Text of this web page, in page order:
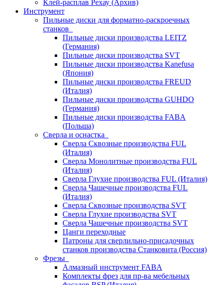
Клей-расплав Рехау (Архив)
Инструмент
Пильные диски для форматно-раскроечных
станков
Пильные диски производства LEITZ
(Германия)
Пильные диски производства SVT
Пильные диски производства Kanefusa
(Япония)
Пильные диски производства FREUD
(Италия)
Пильные диски производства GUHDO
(Германия)
Пильные диски производства FABA
(Польша)
Сверла и оснастка
Сверла Сквозные производства FUL
(Италия)
Сверла Монолитные производства FUL
(Италия)
Сверла Глухие производства FUL (Италия)
Сверла Чашечные производства FUL
(Италия)
Сверла Сквозные производства SVT
Сверла Глухие производства SVT
Сверла Чашечные производства SVT
Цанги переходные
Патроны для сверлильно-присадочных
станков производства Станковита (Россия)
Фрезы
Алмазный инструмент FABA
Комплекты фрез для пр-ва мебельных